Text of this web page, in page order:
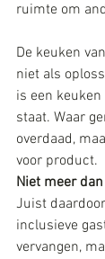
ruimte om
De keuken
niet als
is een
staat. Waar
overdaad,
voor product.
Niet meer
Juist
inclusieve
vervangen,